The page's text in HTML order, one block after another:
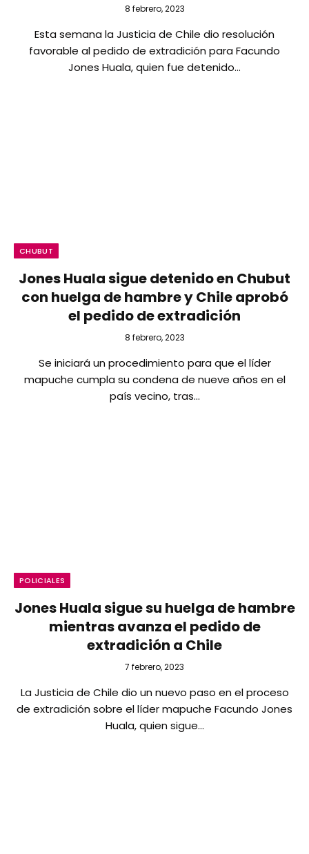
8 febrero, 2023
Esta semana la Justicia de Chile dio resolución
favorable al pedido de extradición para Facundo
Jones Huala, quien fue detenido…
CHUBUT
Jones Huala sigue detenido en Chubut
con huelga de hambre y Chile aprobó
el pedido de extradición
8 febrero, 2023
Se iniciará un procedimiento para que el líder
mapuche cumpla su condena de nueve años en el
país vecino, tras…
POLICIALES
Jones Huala sigue su huelga de hambre
mientras avanza el pedido de
extradición a Chile
7 febrero, 2023
La Justicia de Chile dio un nuevo paso en el proceso
de extradición sobre el líder mapuche Facundo Jones
Huala, quien sigue…